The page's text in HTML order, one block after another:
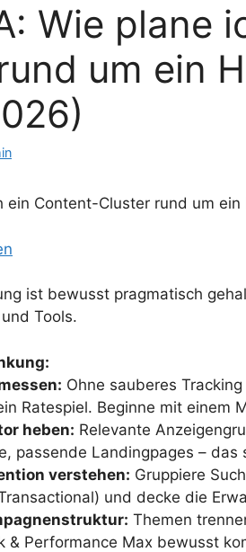
Wie plane
um ein
ein Content-Cluster rund um
ist bewusst pragmatisch
Tools.
Ohne sauberes
Ratespiel. Beginne mit einem
heben: Relevante
passende Landingpages – das
verstehen: Gruppiere
und decke die
Themen
& Performance Max bewusst